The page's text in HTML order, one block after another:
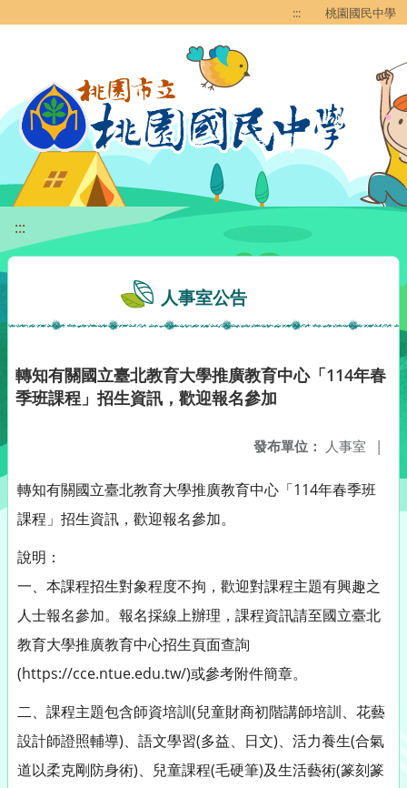
::: 桃園國民中學
:::
人事室公告
轉知有關國立臺北教育大學推廣教育中心「114年春
季班課程」招生資訊，歡迎報名參加
發布單位： 人事室 |
轉知有關國立臺北教育大學推廣教育中心「114年春季班
課程」招生資訊，歡迎報名參加。
說明：
一、本課程招生對象程度不拘，歡迎對課程主題有興趣之
人士報名參加。報名採線上辦理，課程資訊請至國立臺北
教育大學推廣教育中心招生頁面查詢
(https://cce.ntue.edu.tw/)或參考附件簡章。
二、課程主題包含師資培訓(兒童財商初階講師培訓、花藝
設計師證照輔導)、語文學習(多益、日文)、活力養生(合氣
道以柔克剛防身術)、兒童課程(毛硬筆)及生活藝術(篆刻篆